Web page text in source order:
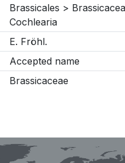
Brassicales >
Cochlearia
E. Fröhl.
Accepted name
Brassicaceae